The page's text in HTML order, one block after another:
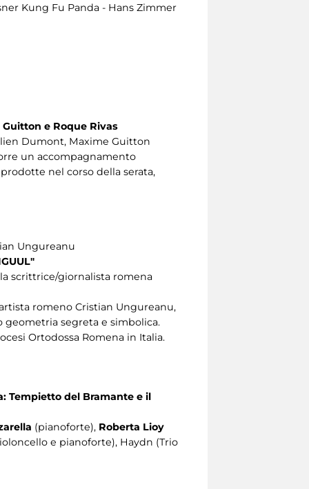
Kung Fu Panda - Hans Zimmer
e Roque Rivas
Dumont, Maxime Guitton
un accompagnamento
nel corso della serata,
Ungureanu
scrittrice/giornalista romena
romeno Cristian Ungureanu,
segreta e simbolica.
Ortodossa Romena in Italia.
Tempietto del Bramante e il
(pianoforte), Roberta Lioy
e pianoforte), Haydn (Trio